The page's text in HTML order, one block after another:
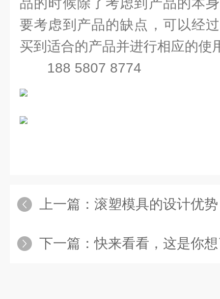
品的时候除了考虑到产品的本
要考虑到产品的缺点，可以经
买到适合的产品并进行相应的使
188 5807 8774
上一篇： 滚塑模具的设计优势
下一篇：快来看看，这是你想